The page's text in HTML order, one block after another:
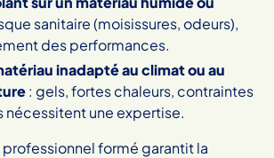
sanitaire (moisissures, odeurs),
des performances.
inadapté au climat ou au
: gels, fortes chaleurs, contraintes
nécessitent une expertise.
professionnel formé garantit la